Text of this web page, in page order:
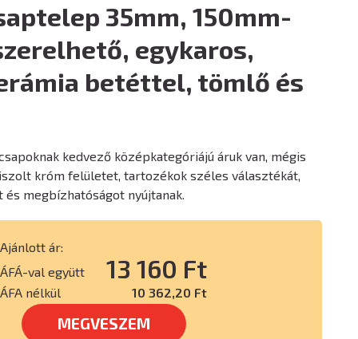
35mm, 150mm-
egykaros,
betéttel, tömlő és
kedvező középkategóriájú áruk van, mégis
króm felületet, tartozékok széles választékát,
megbízhatóságot nyújtanak.
Ajánlott ár:
ÁFÁ-val együtt
13 160 Ft
ÁFA nélkül 10 362,20 Ft
MEGVESZEM